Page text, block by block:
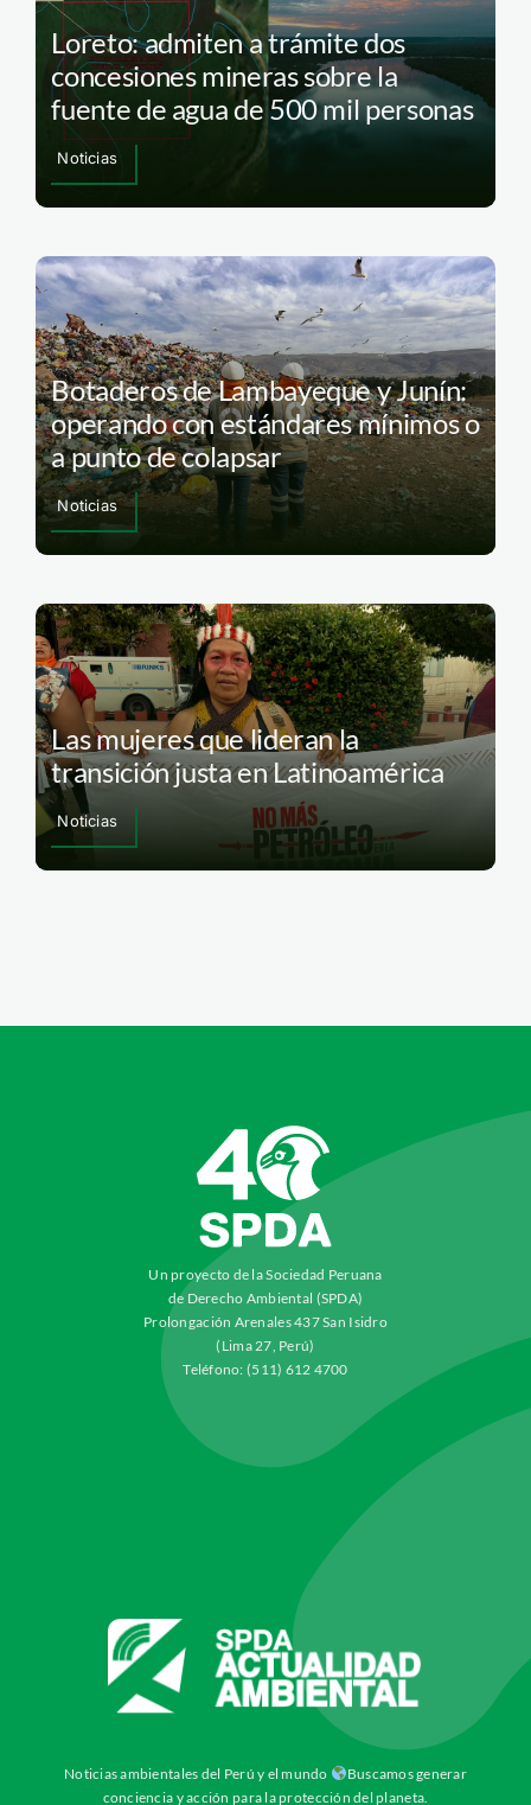
Loreto: admiten a trámite dos
concesiones mineras sobre la
fuente de agua de 500 mil personas
Noticias
Botaderos de Lambayeque y Junín:
operando con estándares mínimos o
a punto de colapsar
Noticias
Las mujeres que lideran la
transición justa en Latinoamérica
Noticias
Un proyecto de la Sociedad Peruana
de Derecho Ambiental (SPDA)
Prolongación Arenales 437 San Isidro
(Lima 27, Perú)
Teléfono: (511) 612 4700
Noticias ambientales del Perú y el mundo
Buscamos generar
conciencia y acción para la protección del planeta.